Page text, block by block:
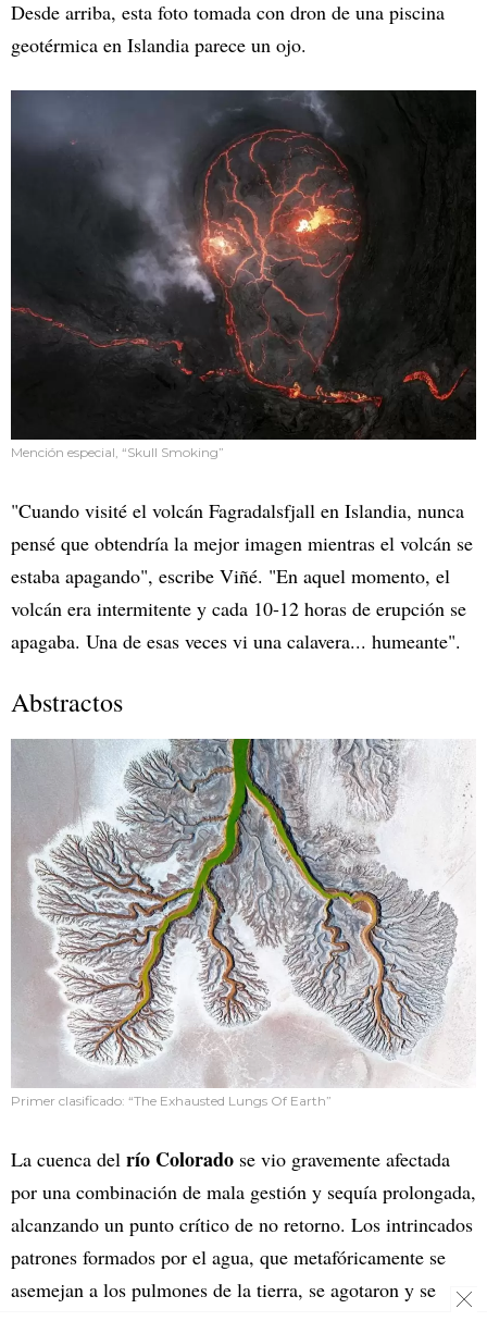
Desde arriba, esta foto tomada con dron de una piscina
geotérmica en Islandia parece un ojo.
Mención especial, “Skull Smoking”
"Cuando visité el volcán Fagradalsfjall en Islandia, nunca
pensé que obtendría la mejor imagen mientras el volcán se
estaba apagando", escribe Viñé. "En aquel momento, el
volcán era intermitente y cada 10-12 horas de erupción se
apagaba. Una de esas veces vi una calavera... humeante".
Abstractos
Primer clasificado: “The Exhausted Lungs Of Earth”
La cuenca del río Colorado se vio gravemente afectada
por una combinación de mala gestión y sequía prolongada,
alcanzando un punto crítico de no retorno. Los intrincados
patrones formados por el agua, que metafóricamente se
asemejan a los pulmones de la tierra, se agotaron y se